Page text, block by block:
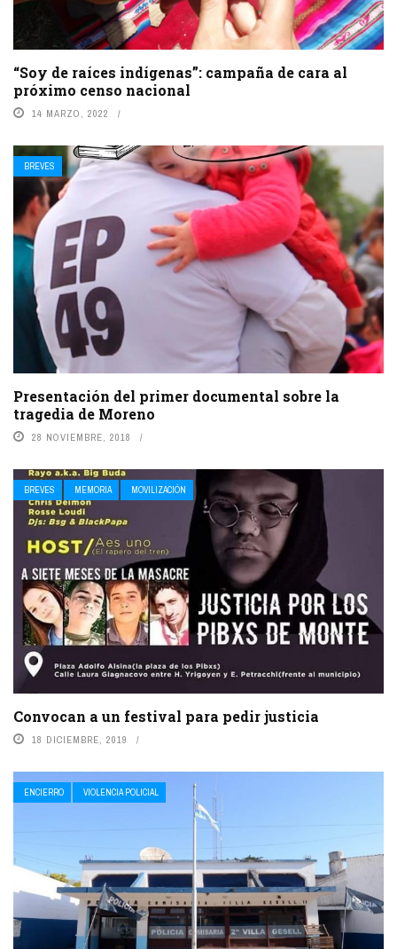
“Soy de raíces indígenas”: campaña de cara al
próximo censo nacional
14 MARZO, 2022
BREVES
Presentación del primer documental sobre la
tragedia de Moreno
28 NOVIEMBRE, 2018
BREVES MEMORIA MOVILIZACIÓN
Convocan a un festival para pedir justicia
18 DICIEMBRE, 2019
ENCIERRO VIOLENCIA POLICIAL